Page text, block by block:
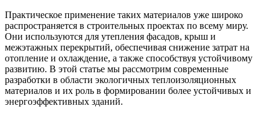
Практическое применение таких материалов уже широко
распространяется в строительных проектах по всему миру.
Они используются для утепления фасадов, крыш и
межэтажных перекрытий, обеспечивая снижение затрат на
отопление и охлаждение, а также способствуя устойчивому
развитию. В этой статье мы рассмотрим современные
разработки в области экологичных теплоизоляционных
материалов и их роль в формировании более устойчивых и
энергоэффективных зданий.